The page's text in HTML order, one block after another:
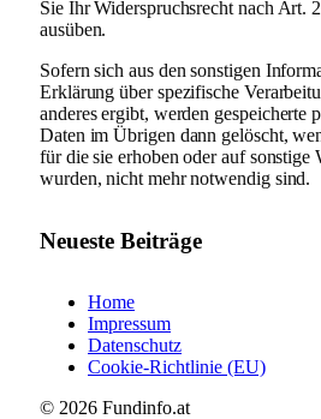
Sie Ihr Widerspruchsrecht nach Art.
ausüben.
Sofern sich aus den sonstigen
Erklärung über spezifische
anderes ergibt, werden gespeicherte
Daten im Übrigen dann gelöscht,
für die sie erhoben oder auf sonstige
wurden, nicht mehr notwendig sind.
Neueste Beiträge
Home
Impressum
Datenschutz
Cookie-Richtlinie (EU)
© 2026 Fundinfo.at